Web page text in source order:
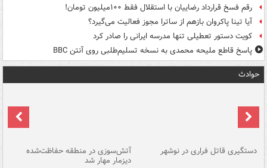
رقم فسخ قرارداد رضاییان با استقلال فقط ۱۰۰میلیون تومان!
آیا تینا پاکروان بازهم از ساترا مجوز فعالیت می‌گیرد؟
کویت دستور تعطیلی تنها مدرسه ایرانی را صادر کرد
پاسخ قاطع ملیحه محمدی به نسخه تسلیم‌طلبی روی آنتن BBC
حوادث
دستگیری قاتل فراری در نوشهر آتش‌سوزی در منطقه حفاظت‌شده
دیزمار مهار شد